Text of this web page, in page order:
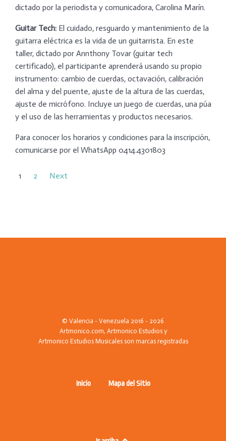
dictado por la periodista y comunicadora, Carolina Marín.
Guitar Tech: El cuidado, resguardo y mantenimiento de la
guitarra eléctrica es la vida de un guitarrista. En este
taller, dictado por Annthony Tovar (guitar tech
certificado), el participante aprenderá usando su propio
instrumento: cambio de cuerdas, octavación, calibración
del alma y del puente, ajuste de la altura de las cuerdas,
ajuste de micrófono. Incluye un juego de cuerdas, una púa
y el uso de las herramientas y productos necesarios.
Para conocer los horarios y condiciones para la inscripción,
comunicarse por el WhatsApp 0414.4301803
1 2 Next
© Valencia - Venezuela 2016 - 2026
Artmonico.com, Artmonico Estudios y
Artmonico Estudios Musicales son marcas registradas
Inicio Mapa del Sitio